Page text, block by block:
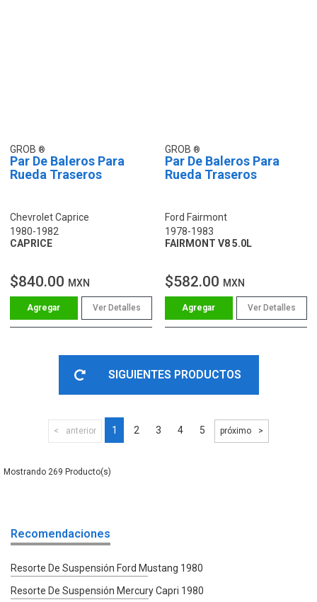
GROB
Par De Baleros Para
Rueda Traseros
Chevrolet Caprice
1980-1982
CAPRICE
$840.00 MXN
Ver Detalles
GROB
Par De Baleros Para
Rueda Traseros
Ford Fairmont
1978-1983
FAIRMONT V8 5.0L
$582.00 MXN
Ver Detalles
SIGUIENTES PRODUCTOS
anterior 1 2 3 4 5 próximo
269
Recomendaciones
Resorte De Suspensión Ford Mustang 1980
Resorte De Suspensión Mercury Capri 1980